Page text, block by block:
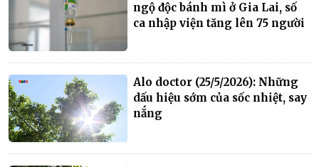
ngộ độc bánh mì ở Gia Lai, số
ca nhập viện tăng lên 75 người
Alo doctor (25/5/2026): Những
dấu hiệu sớm của sốc nhiệt, say
nắng